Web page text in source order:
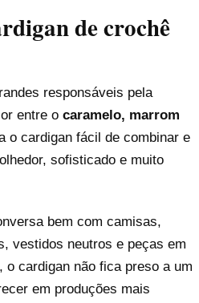
de crochê
responsáveis pela
entre o caramelo, marrom
o cardigan fácil de combinar e
sofisticado e muito
bem com camisas,
vestidos neutros e peças em
o cardigan não fica preso a um
em produções mais